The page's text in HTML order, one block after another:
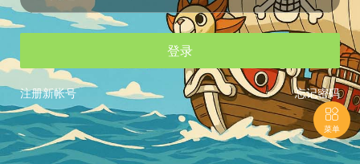
登录
忘记密码
注册新帐号

菜单